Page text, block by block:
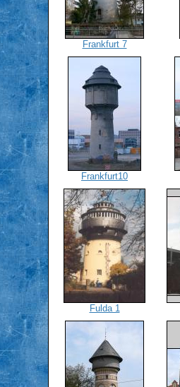
Frankfurt 7
Frankfurt10
Fulda 1